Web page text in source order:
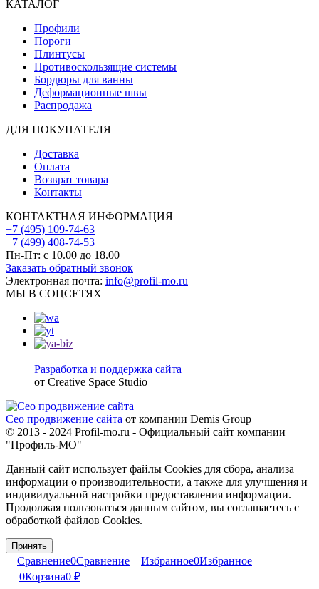
КАТАЛОГ
Профили
Пороги
Плинтусы
Противоскользящие системы
Бордюры для ванны
Деформационные швы
Распродажа
ДЛЯ ПОКУПАТЕЛЯ
Доставка
Оплата
Возврат товара
Контакты
КОНТАКТНАЯ ИНФОРМАЦИЯ
+7 (495) 109-74-63
+7 (499) 408-74-53
Пн-Пт: с 10.00 до 18.00
Заказать обратный звонок
Электронная почта: info@profil-mo.ru
МЫ В СОЦСЕТЯХ
Разработка и поддержка сайта
от Creative Space Studio
Сео продвижение сайта от компании Demis Group
© 2013 - 2024 Profil-mo.ru - Официальный сайт компании
"Профиль-МО"
Данный сайт использует файлы Cookies для сбора, анализа
информации о производительности, а также для улучшения и
индивидуальной настройки предоставления информации.
Продолжая пользоваться данным сайтом, вы соглашаетесь с
обработкой файлов Cookies.
Принять
Сравнение0Сравнение Избранное0Избранное
0Корзина0 ₽